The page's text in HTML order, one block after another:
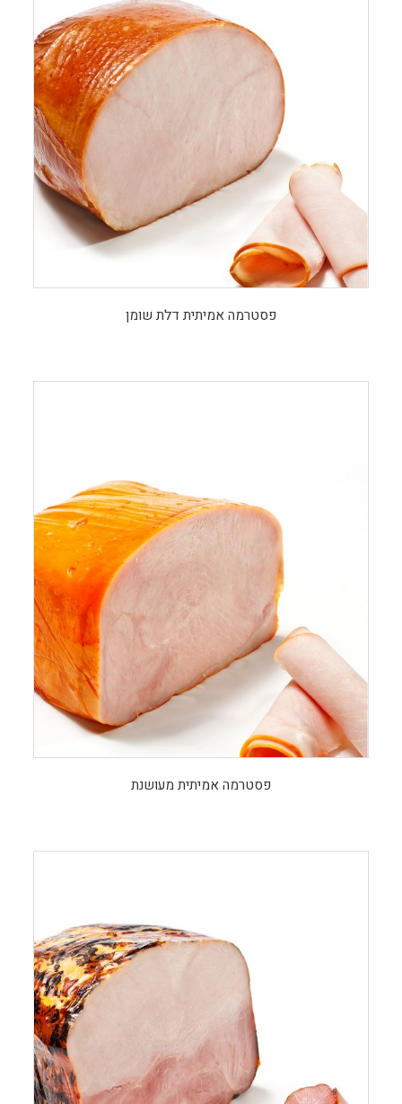
פסטרמה אמיתית דלת שומן
פסטרמה אמיתית מעושנת